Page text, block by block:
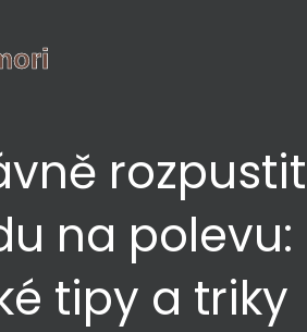
rozpustit
na polevu:
tipy a triky